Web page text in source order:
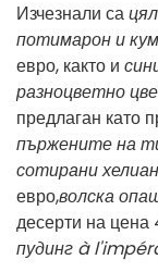
Изчезнали са
потимарон и
евро, както и
разноцветно
предлаган като
пържените на
сотирани
евро,волска
десерти на
пудинг à